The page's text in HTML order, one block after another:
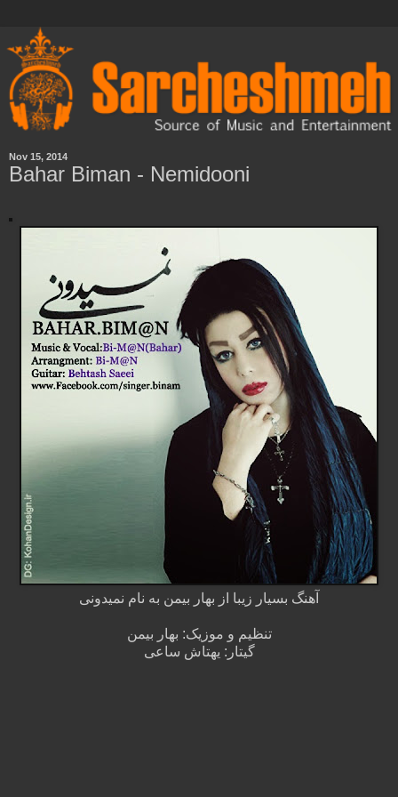
Nov 15, 2014
Bahar Biman - Nemidooni
آهنگ بسیار زیبا از بهار بیمن به نام نمیدونی
تنظیم و موزیک: بهار بیمن
گیتار: یهتاش ساعی